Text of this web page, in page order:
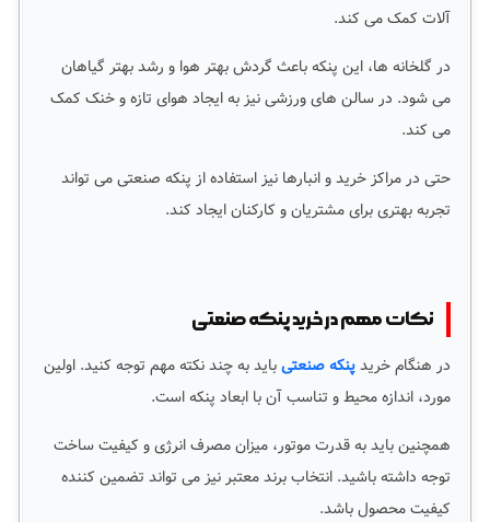
آلات کمک می کند.
در گلخانه ها، این پنکه باعث گردش بهتر هوا و رشد بهتر گیاهان
می شود. در سالن های ورزشی نیز به ایجاد هوای تازه و خنک کمک
می کند.
حتی در مراکز خرید و انبارها نیز استفاده از پنکه صنعتی می تواند
تجربه بهتری برای مشتریان و کارکنان ایجاد کند.
نکات مهم در خرید پنکه صنعتی
در هنگام خریدپنکه صنعتیباید به چند نکته مهم توجه کنید. اولین
مورد، اندازه محیط و تناسب آن با ابعاد پنکه است.
همچنین باید به قدرت موتور، میزان مصرف انرژی و کیفیت ساخت
توجه داشته باشید. انتخاب برند معتبر نیز می تواند تضمین کننده
کیفیت محصول باشد.